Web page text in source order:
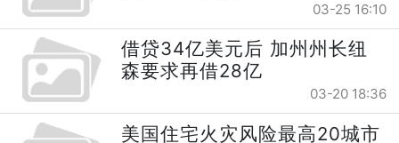
03-25 16:10
借贷34亿美元后 加州州长纽
森要求再借28亿
03-20 18:36
美国住宅火灾风险最高20城市